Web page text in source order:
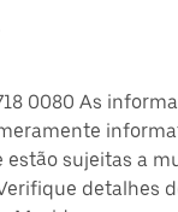
0080 As
estão sujeitas a
detalhes